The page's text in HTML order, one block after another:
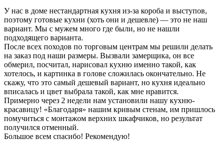
У нас в доме нестандартная кухня из-за короба и выступов,
поэтому готовые кухни (хоть они и дешевле) — это не наш
вариант. Мы с мужем много где были, но не нашли
подходящего варианта.
После всех походов по торговым центрам мы решили делать
на заказ под наши размеры. Вызвали замерщика, он все
обмерил, посчитал, нарисовал кухню именно такой, как
хотелось, и картинка в голове сложилась окончательно. Не
скажу, что это самый дешевый вариант, но кухня идеально
вписалась и цвет выбрала такой, как мне нравится.
Примерно через 2 недели нам установили нашу кухню-
красавицу! «Благодаря» нашим кривым стенам, им пришлось
помучиться с монтажом верхних шкафчиков, но результат
получился отменный.
Большое всем спасибо! Рекомендую!